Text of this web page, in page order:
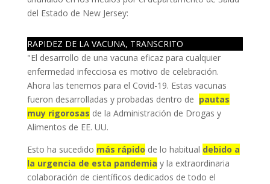
del Estado de New Jersey:
RAPIDEZ DE LA VACUNA, TRANSCRITO
"El desarrollo de una vacuna eficaz para cualquier
enfermedad infecciosa es motivo de celebración.
Ahora las tenemos para el Covid-19. Estas vacunas
fueron desarrolladas y probadas dentro de pautas
muy rigorosas de la Administración de Drogas y
Alimentos de EE. UU.
Esto ha sucedido más rápido de lo habitual debido a
la urgencia de esta pandemia y la extraordinaria
colaboración de científicos dedicados de todo el